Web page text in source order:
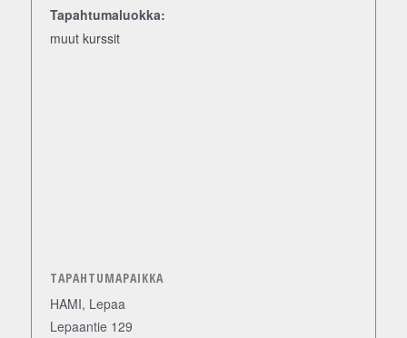
Tapahtumaluokka:
muut kurssit
TAPAHTUMAPAIKKA
HAMI, Lepaa
Lepaantie 129